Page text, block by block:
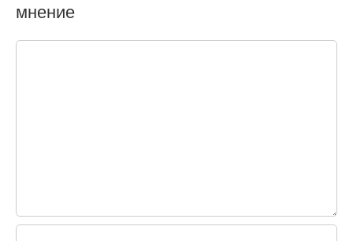
мнение